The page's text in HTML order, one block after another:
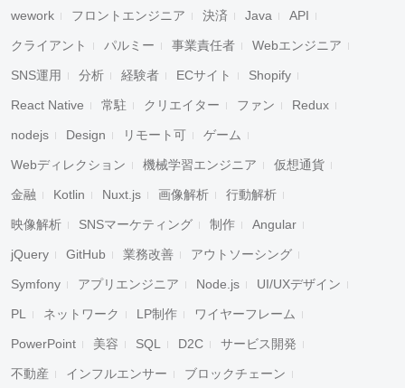
wework フロントエンジニア 決済 Java API
クライアント パルミー 事業責任者 Webエンジニア
SNS運用 分析 経験者 ECサイト Shopify
React Native 常駐 クリエイター ファン Redux
nodejs Design リモート可 ゲーム
Webディレクション 機械学習エンジニア 仮想通貨
金融 Kotlin Nuxt.js 画像解析 行動解析
映像解析 SNSマーケティング 制作 Angular
jQuery GitHub 業務改善 アウトソーシング
Symfony アプリエンジニア Node.js UI/UXデザイン
PL ネットワーク LP制作 ワイヤーフレーム
PowerPoint 美容 SQL D2C サービス開発
不動産 インフルエンサー ブロックチェーン